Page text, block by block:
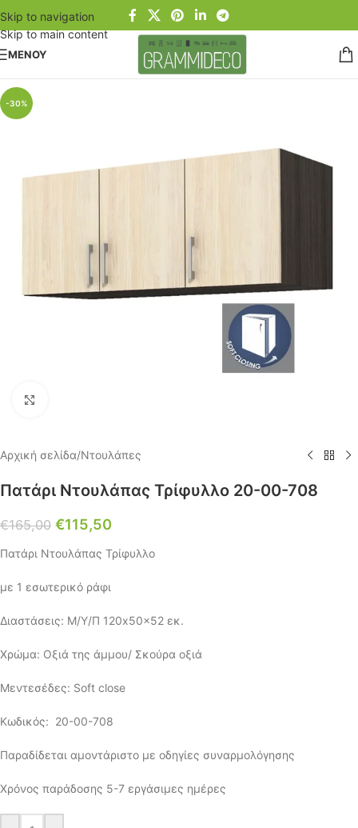
Skip to navigation
Skip to main content
ΜΕΝΟΥ
-30%
Αρχική σελίδα/Ντουλάπες
Πατάρι Ντουλάπας Τρίφυλλο 20-00-708
€165,00 €115,50
Πατάρι Ντουλάπας Τρίφυλλο
με 1 εσωτερικό ράφι
Διαστάσεις: Μ/Υ/Π 120x50x52 εκ.
Χρώμα: Οξιά της άμμου/ Σκούρα οξιά
Μεντεσέδες: Soft close
Κωδικός: 20-00-708
Παραδίδεται αμοντάριστο με οδηγίες συναρμολόγησης
Χρόνος παράδοσης 5-7 εργάσιμες ημέρες